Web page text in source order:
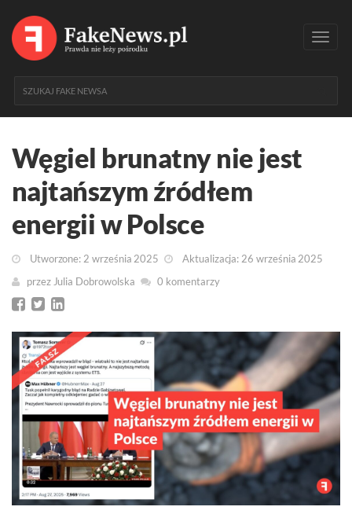
Węgiel brunatny nie jest
najtańszym źródłem
energii w Polsce
Utworzone: 2 września 2025
Aktualizacja: 26 września 2025
przez Julia Dobrowolska 0 komentarzy